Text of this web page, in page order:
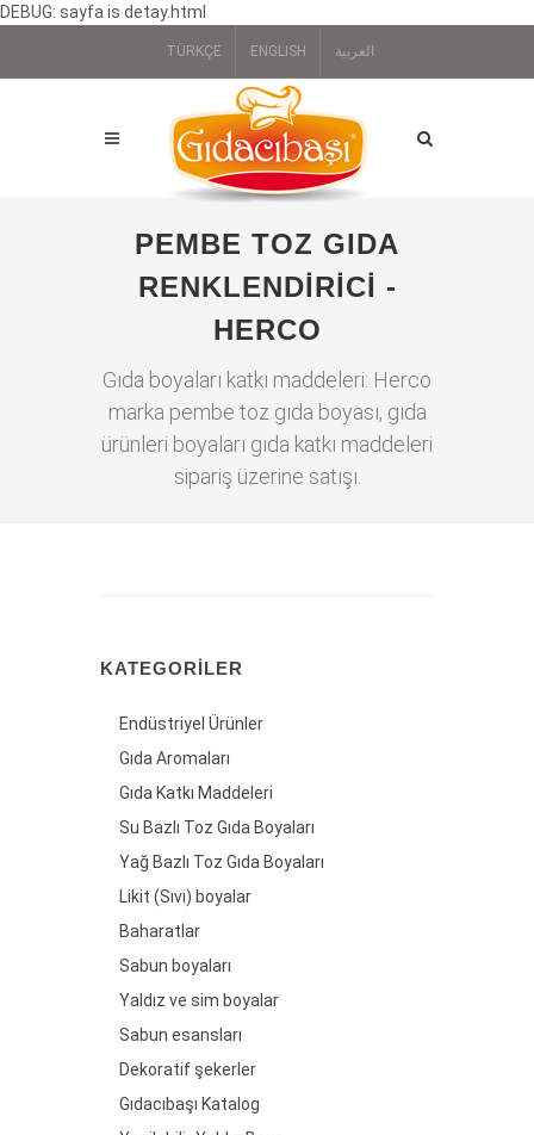
DEBUG: sayfa is detay.html
TÜRKÇE ENGLISH العربية
PEMBE TOZ GIDA
RENKLENDIRICI -
HERCO
Gıda boyaları katkı maddeleri: Herco
marka pembe toz gıda boyası, gıda
ürünleri boyaları gıda katkı maddeleri
sipariş üzerine satışı.
KATEGORILER
Endüstriyel Ürünler
Gıda Aromaları
Gıda Katkı Maddeleri
Su Bazlı Toz Gıda Boyaları
Yağ Bazlı Toz Gıda Boyaları
Likit (Sıvı) boyalar
Baharatlar
Sabun boyaları
Yaldız ve sim boyalar
Sabun esansları
Dekoratif şekerler
Gıdacıbaşı Katalog